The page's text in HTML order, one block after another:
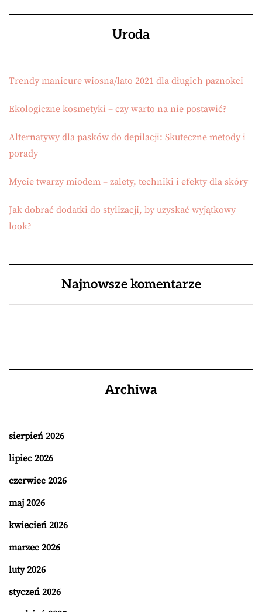
Uroda
Trendy manicure wiosna/lato 2021 dla długich paznokci
Ekologiczne kosmetyki – czy warto na nie postawić?
Alternatywy dla pasków do depilacji: Skuteczne metody i
porady
Mycie twarzy miodem – zalety, techniki i efekty dla skóry
Jak dobrać dodatki do stylizacji, by uzyskać wyjątkowy
look?
Najnowsze komentarze
Archiwa
sierpień 2026
lipiec 2026
czerwiec 2026
maj 2026
kwiecień 2026
marzec 2026
luty 2026
styczeń 2026